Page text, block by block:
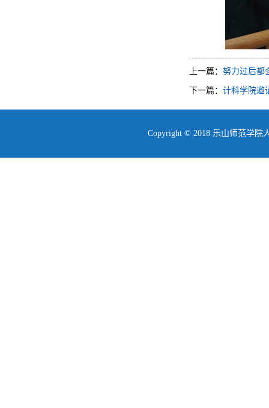
上一篇： 努力过后都
下一篇： 计科学院邀
Copyright © 2018 乐山师范学院